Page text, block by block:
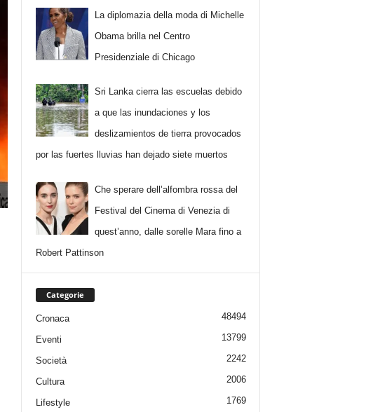
La diplomazia della moda di Michelle
Obama brilla nel Centro
Presidenziale di Chicago
Sri Lanka cierra las escuelas debido
a que las inundaciones y los
deslizamientos de tierra provocados
por las fuertes lluvias han dejado siete muertos
Che sperare dell’alfombra rossa del
Festival del Cinema di Venezia di
quest’anno, dalle sorelle Mara fino a
Robert Pattinson
Categorie
Cronaca 48494
Eventi 13799
Società 2242
Cultura 2006
Lifestyle 1769